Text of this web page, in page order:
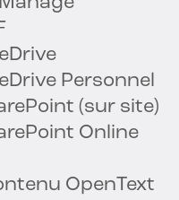
Personnel
(sur site)
Online
OpenText